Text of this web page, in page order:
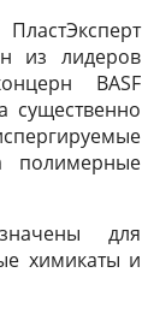
из лидеров
BASF
существенно
для
химикаты и